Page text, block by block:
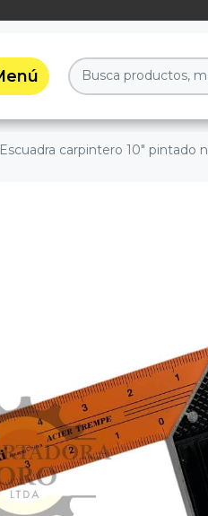
Escuadra carpintero 10" pintado